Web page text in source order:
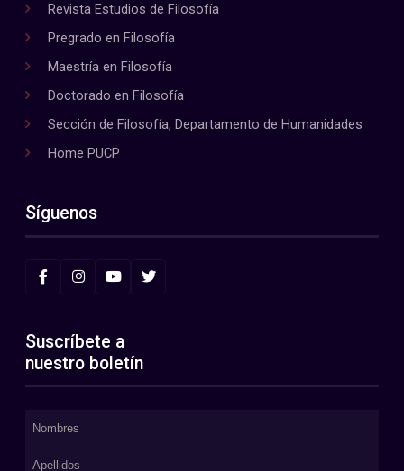
Revista Estudios de Filosofía
Pregrado en Filosofía
Maestría en Filosofía
Doctorado en Filosofía
Sección de Filosofía, Departamento de Humanidades
Home PUCP
Síguenos
Suscríbete a
nuestro boletín